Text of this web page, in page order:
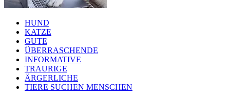
HUND
KATZE
GUTE
ÜBERRASCHENDE
INFORMATIVE
TRAURIGE
ÄRGERLICHE
TIERE SUCHEN MENSCHEN